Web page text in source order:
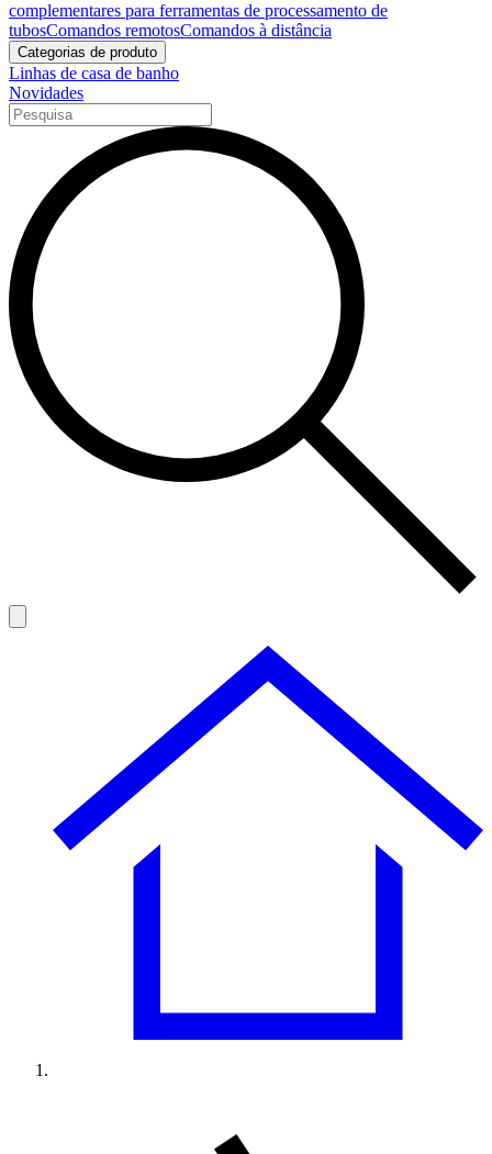
complementares para ferramentas de processamento de
tubosComandos remotosComandos à distância
Categorias de produto
Linhas de casa de banho
Novidades